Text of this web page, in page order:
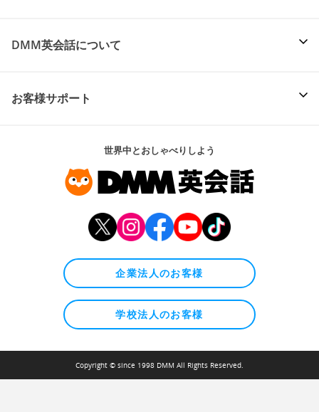
DMM英会話について
お客様サポート
世界中とおしゃべりしよう
企業法人のお客様
学校法人のお客様
Copyright © since 1998 DMM All Rights Reserved.